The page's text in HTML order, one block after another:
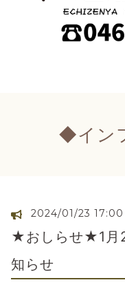
◆イン
2024/01/23 17:00
★おしらせ★1月
知らせ